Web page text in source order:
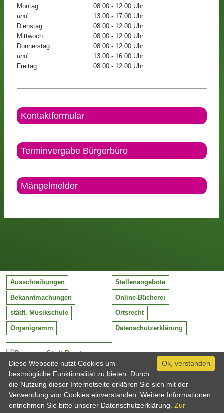
Montag
08.00 - 12.00 Uhr
und
13.00 - 17.00 Uhr
Dienstag
08.00 - 12.00 Uhr
Mittwoch
08.00 - 12.00 Uhr
Donnerstag
08.00 - 12.00 Uhr
und
13.00 - 16.00 Uhr
Freitag
08.00 - 12:00 Uhr
Kontaktformular
Terminvergabe Bürgerbüro
Mängelmelder
Stadt Barntrup
Mittelstraße 38
32683 Barntrup
Tel:
Email:
05263 / 409-0
info@barntrup.de
Ausschreibungen Stellenangebote
Bekanntmachungen Online-Bücherei
städt. Musikschule Ortsrecht
Organigramm Datenschutzerklärung
Ok, verstanden
Diese Webseite nutzt Cookies um
bestmögliche Funktionalität zu bieten. Durch
die Nutzung dieser Internetseite erklären Sie sich mit der
Verwendung von Cookies einverstanden. Weitere Informationen
entnehmen Sie bitte unserer Datenschutzerklärung. Zur